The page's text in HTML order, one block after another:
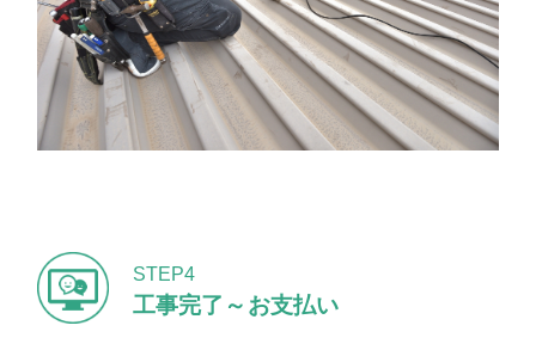
工事完了～お支払い
STEP4